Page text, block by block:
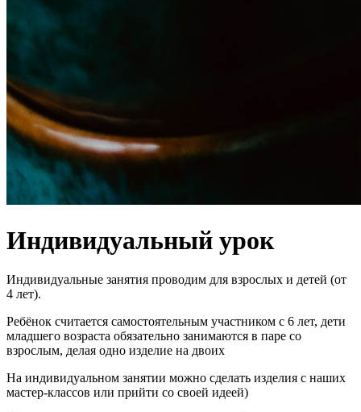
Индивидуальный урок
Индивидуальные занятия проводим для взрослых и детей (от
4 лет).
Ребёнок считается самостоятельным участником с 6 лет, дети
младшего возраста обязательно занимаются в паре со
взрослым, делая одно изделие на двоих
На индивидуальном занятии можно сделать изделия с наших
мастер-классов или прийти со своей идеей)